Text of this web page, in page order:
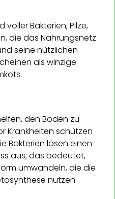
voller Bakterien, Pilze,
die das Nahrungsnetz
seine nützlichen
als winzige
den Boden zu
Krankheiten schützen
Bakterien lösen einen
aus; das bedeutet,
umwandeln, die die
nutzen